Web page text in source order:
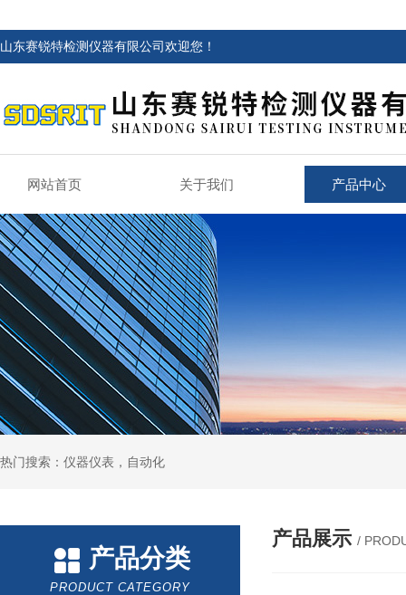
山东赛锐特检测仪器有限公司欢迎您！
网站首页 关于我们 产品中心
热门搜索：仪器仪表，自动化
产品分类
PRODUCT CATEGORY
产品展示 /